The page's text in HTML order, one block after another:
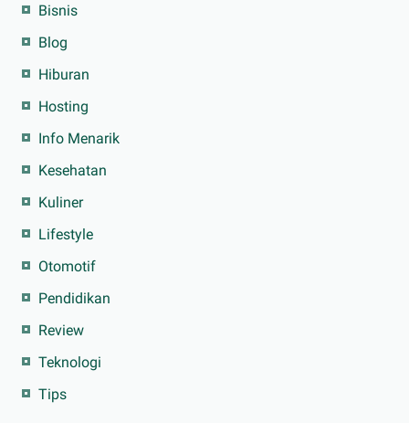
Bisnis
Blog
Hiburan
Hosting
Info Menarik
Kesehatan
Kuliner
Lifestyle
Otomotif
Pendidikan
Review
Teknologi
Tips